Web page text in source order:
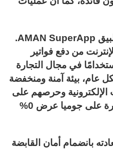
أعلنت الشركتين أيضا عن اختيار JumiaPay كبوابة دفع آمنة على تطبيق AMAN SuperApp.
من دفع فواتير
في مجال التجارة
عام، بيئة آمنة ومنخفضة
الإلكترونية وحرصهم على
الاستفادة من مزايا الدفع الإلكتروني المختلفة. كما تطلق أمان لأول مرة على جوميا عرض 0%
بانضمام أمان القابضة